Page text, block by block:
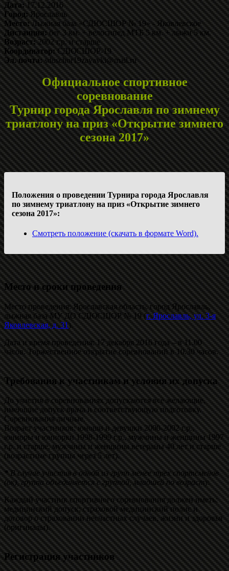
Дата:17.12.2016
Город:Ярославль
Место:Лыжная база «СДЮСШОР № 19» - Яковлевское
Дистанция:бег 3 км. + велосипед МТБ 5 км. + лыжи 5 км.
Возраст:2002 г.р. и старше
Координатор:СДЮСШОР-19
Эл. почта:sduschor19zayavki@mail.ru
Официальное спортивное
соревнование
Турнир города Ярославля по зимнему
триатлону на приз «Открытие зимнего
сезона 2017»
Положения о проведении Турнира города Ярославля
по зимнему триатлону на приз «Открытие зимнего
сезона 2017»:
Смотреть положение (скачать в формате Word).
Место и сроки проведения
Место проведения: Ярославская область, город Ярославль,
лыжная база МУ ДО СДЮСШОР № 19 (г. Ярославль, ул. 3-я
Яковлевская, д. 31).
Дата и время проведения: 17 декабря 2016 года – в 11.00
часов. Торжественное открытие соревнований в 10.30 часов.
Требования к участникам и условия их допуска
До участия в соревнованиях допускаются все желающие,
имеющие допуск врача и соответствующую подготовку.
Соревнования личные.
Возраст участников: юноши и девушки 2000-2002 г.р.,
юниоры и юниорки 1998-1999 г.р., мужчины и женщины 1997
г.р. и старше, мужчины и женщины ветераны 40 лет и старше
(возрастные группы через 5 лет).
*В случае участия в одной из групп менее трех спортсменов
(ок), группа объединяется с группой, младшей по возрасту.
Каждый участник спортивного соревнования должен иметь:
медицинский допуск; страховой медицинский полис и
договор о страховании несчастных случаев, жизни и здоровья
(оригиналы).
Регистрация участников